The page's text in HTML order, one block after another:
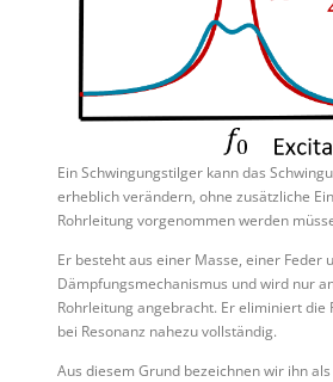
Ein Schwingungstilger kann das
erheblich verändern, ohne zusätzliche
Rohrleitung vorgenommen werden
Er besteht aus einer Masse, einer Feder
Dämpfungsmechanismus und wird nur
Rohrleitung angebracht. Er eliminiert die
bei Resonanz nahezu vollständig.
Aus diesem Grund bezeichnen wir ihn als